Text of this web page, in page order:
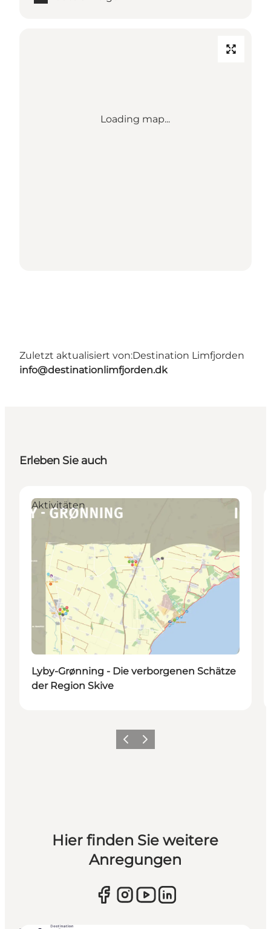
Loading map...
Zuletzt aktualisiert von:Destination Limfjorden
info@destinationlimfjorden.dk
Erleben Sie auch
Aktivitäten
Lyby-Grønning - Die verborgenen Schätze
der Region Skive
Vorherige Folie
Nächste Folie
Hier finden Sie weitere
Anregungen